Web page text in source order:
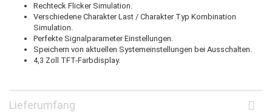
Rechteck Flicker Simulation.
Verschiedene Charakter Last / Charakter Typ Kombination
Simulation.
Perfekte Signalparameter Einstellungen.
Speichern von aktuellen Systemeinstellungen bei Ausschalten.
4,3 Zoll TFT-Farbdisplay.
Lieferumfang